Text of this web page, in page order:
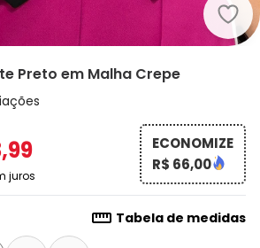
Preto em Malha Crepe
juros
ECONOMIZE
R$ 66,00
Tabela de medidas